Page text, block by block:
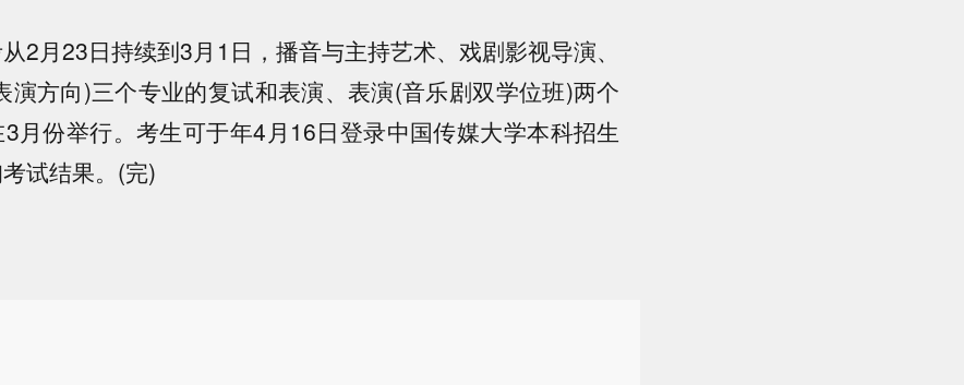
2月23日持续到3月1日，播音与主持艺术、戏剧影视导演、
演方向)三个专业的复试和表演、表演(音乐剧双学位班)两个
月份举行。考生可于年4月16日登录中国传媒大学本科招生
试结果。(完)